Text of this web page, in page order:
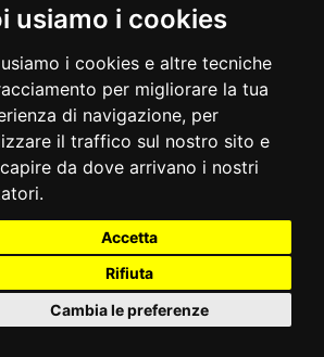
usiamo i cookies
i cookies e altre tecniche
per migliorare la tua
di navigazione, per
il traffico sul nostro sito e
da dove arrivano i nostri
Accetta
Rifiuta
Cambia le preferenze
LE ATTIVITÀ PRODUTTIVE
PROCEDIMENTI-MODULI
REGIONALE PER LA SEMPLIFICAZIONE
Friuli Venezia Giulia
feedback
cambio preferenze cookie
cookie
mappa realizzazioneinsiel